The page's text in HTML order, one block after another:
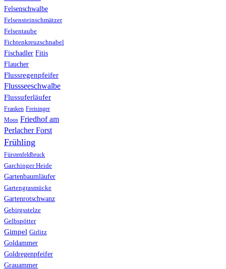
Felsenschwalbe
Felsensteinschmätzer
Felsentaube
Fichtenkreuzschnabel
Fischadler Fitis
Flaucher
Flussregenpfeifer
Flussseeschwalbe
Flussuferläufer
Franken Freisinger
Moos Friedhof am
Perlacher Forst
Frühling
Fürstenfeldbruck
Garchinger Heide
Gartenbaumläufer
Gartengrasmücke
Gartenrotschwanz
Gebirgsstelze
Gelbspötter
Gimpel Girlitz
Goldammer
Goldregenpfeifer
Grauammer